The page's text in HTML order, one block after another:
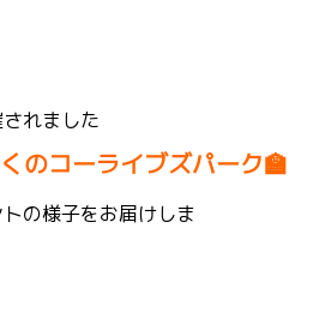
れました
のコーライブズパーク🏫
の様子をお届けしま